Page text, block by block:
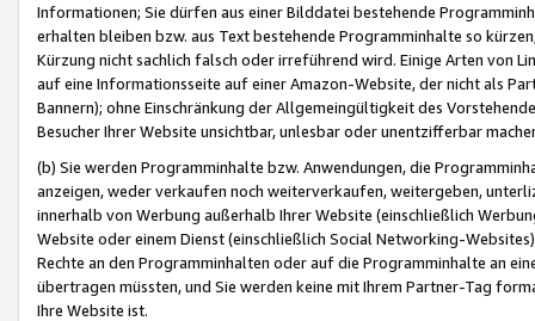
Informationen; Sie dürfen aus einer Bilddatei bestehende
erhalten bleiben bzw. aus Text bestehende Programminhalte so
Kürzung nicht sachlich falsch oder irreführend wird. Einige Arten von
auf eine Informationsseite auf einer Amazon-Website, der nicht als
Bannern); ohne Einschränkung der Allgemeingültigkeit des
Besucher Ihrer Website unsichtbar, unlesbar oder unentzifferbar
(b) Sie werden Programminhalte bzw. Anwendungen, die
anzeigen, weder verkaufen noch weiterverkaufen, weitergeben,
innerhalb von Werbung außerhalb Ihrer Website (einschließlich
Website oder einem Dienst (einschließlich Social Networking-
Rechte an den Programminhalten oder auf die Programminhalte an
übertragen müssten, und Sie werden keine mit Ihrem Partner-Tag
Ihre Website ist.